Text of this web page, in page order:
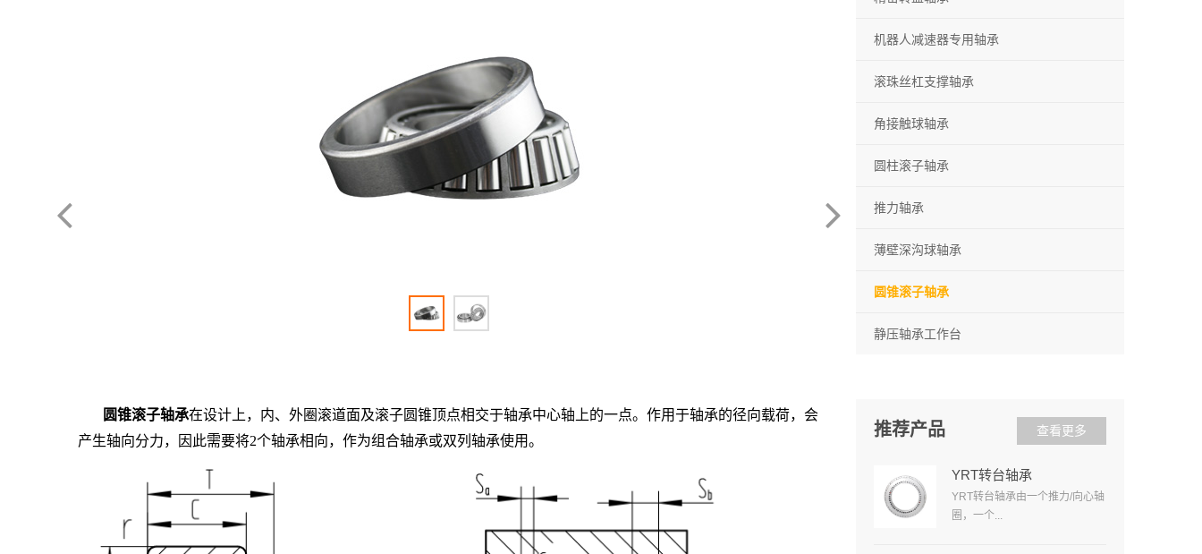
圆锥滚子轴承在设计上，内、外圈滚道面及滚子圆锥顶点相交于轴承中心轴上的一点。作用于轴承的径向载荷，会
产生轴向分力，因此需要将2个轴承相向，作为组合轴承或双列轴承使用。
机器人减速器专用轴承
滚珠丝杠支撑轴承
角接触球轴承
圆柱滚子轴承
推力轴承
薄壁深沟球轴承
圆锥滚子轴承
静压轴承工作台
推荐产品 查看更多
YRT转台轴承
YRT转台轴承由一个推力/向心轴
圈，一个...